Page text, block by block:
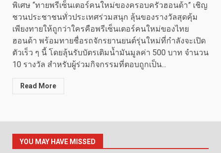
พิเศษ “ทายพรีเซ็นเตอร์คนใหม่ของครอบครัวฮอนด้า” เชิญ
ชวนประชาชนทั่วประเทศร่วมสนุก ลุ้นของรางวัลสุดคุ้ม
เพียงทายให้ถูกว่าใครคือพรีเซ็นเตอร์คนใหม่ของไทย
ฮอนด้า พร้อมทายชื่อรถจักรยานยนต์รุ่นใหม่ที่กำลังจะเปิด
ตัวเร็ว ๆ นี้ โดยลุ้นรับบัตรเติมน้ำมันมูลค่า 500 บาท จำนวน
10 รางวัล สำหรับผู้ร่วมกิจกรรมที่ตอบถูกเป็น...
Read More
YOU MAY HAVE MISSED